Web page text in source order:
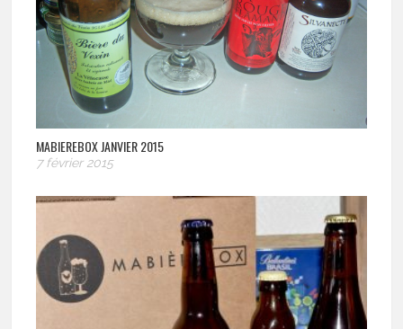
MABIEREBOX JANVIER 2015
7 février 2015